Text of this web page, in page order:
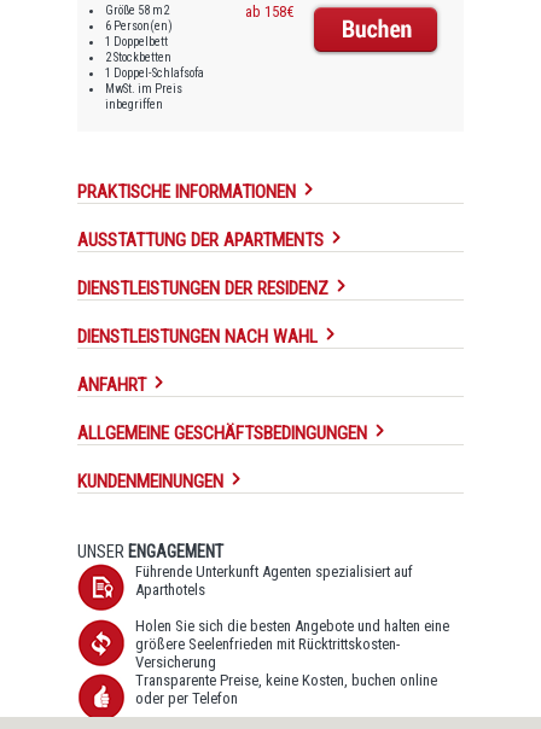
Größe 58 m2
6 Person(en)
1 Doppelbett
2 Stockbetten
1 Doppel-Schlafsofa
MwSt. im Preis
inbegriffen
ab 158€
PRAKTISCHE INFORMATIONEN
AUSSTATTUNG DER APARTMENTS
DIENSTLEISTUNGEN DER RESIDENZ
DIENSTLEISTUNGEN NACH WAHL
ANFAHRT
ALLGEMEINE GESCHÄFTSBEDINGUNGEN
KUNDENMEINUNGEN
UNSER ENGAGEMENT
Führende Unterkunft Agenten spezialisiert auf
Aparthotels
Holen Sie sich die besten Angebote und halten eine
größere Seelenfrieden mit Rücktrittskosten-
Versicherung
Transparente Preise, keine Kosten, buchen online
oder per Telefon